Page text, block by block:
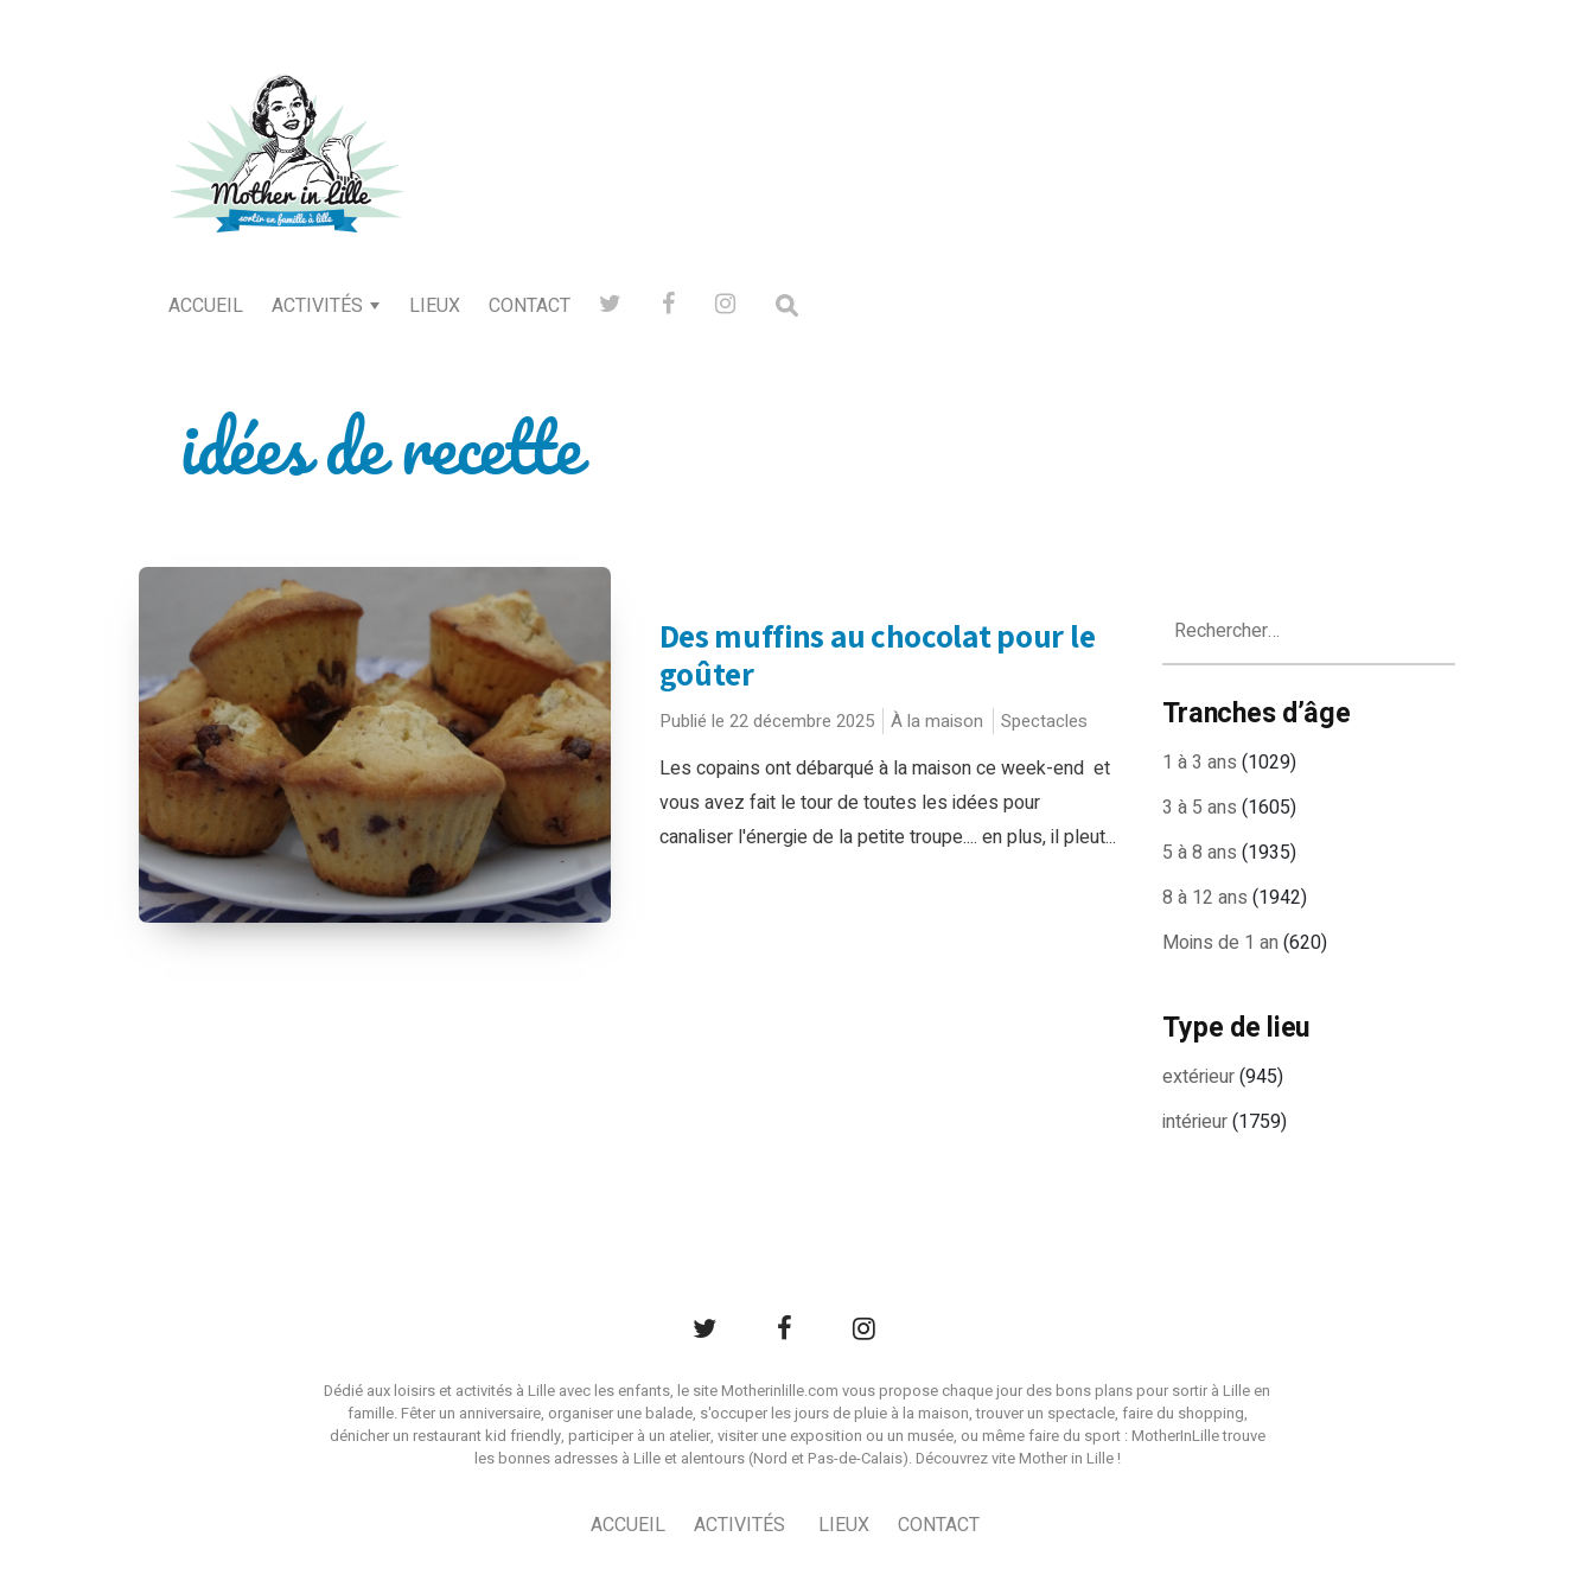
ACCUEIL ACTIVITÉS LIEUX CONTACT
idées de recette
Des muffins au chocolat pour le
goûter
Publié le 22 décembre 2025 À la maison Spectacles
Les copains ont débarqué à la maison ce week-end et
vous avez fait le tour de toutes les idées pour
canaliser l'énergie de la petite troupe.... en plus, il pleut...
Tranches d’âge
1 à 3 ans (1029)
3 à 5 ans (1605)
5 à 8 ans (1935)
8 à 12 ans (1942)
Moins de 1 an (620)
Type de lieu
extérieur(945)
intérieur(1759)
Dédié aux loisirs et activités à Lille avec les enfants, le site Motherinlille.com vous propose chaque jour des bons plans pour sortir à Lille en
famille. Fêter un anniversaire, organiser une balade, s'occuper les jours de pluie à la maison, trouver un spectacle, faire du shopping,
dénicher un restaurant kid friendly, participer à un atelier, visiter une exposition ou un musée, ou même faire du sport : MotherInLille trouve
les bonnes adresses à Lille et alentours (Nord et Pas-de-Calais). Découvrez vite Mother in Lille !
ACCUEIL ACTIVITÉS LIEUX CONTACT